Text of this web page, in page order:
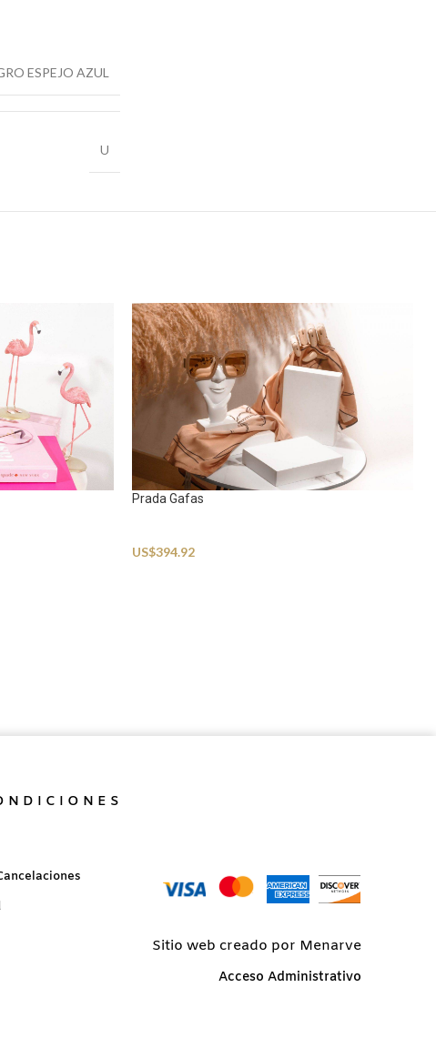
ESPEJO AZUL
U
Prada Gafas
US$394.92
Sitio web creado por Menarve
Acceso Administrativo